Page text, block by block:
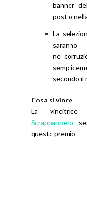
banner
post o
La
ne
secondo il
Cosa si vince
La vincitrice
Scrappappero
questo premio